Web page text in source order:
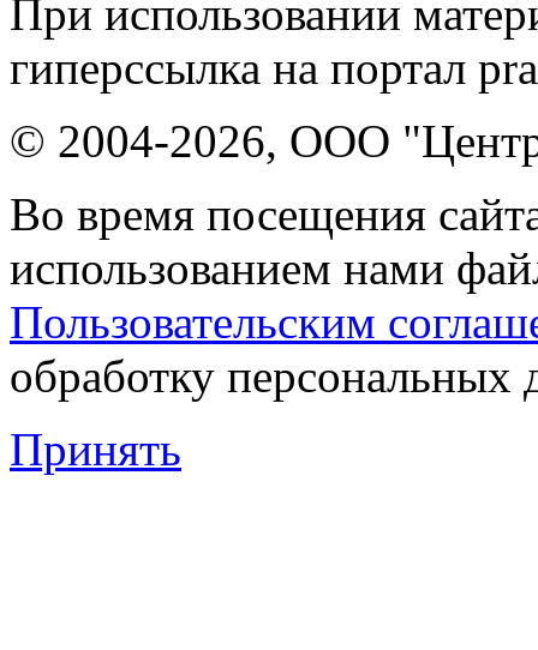
При использовании
гиперссылка на портал
© 2004-2026, ООО "Центр
Во время посещения
использованием нами
Пользовательским
обработку персональных
Принять